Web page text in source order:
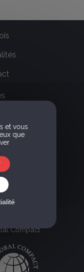
et vous
que
Puteaux
24
Compact